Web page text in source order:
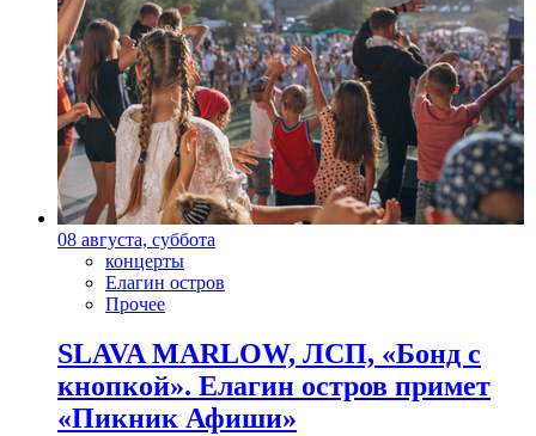
08 августа, суббота
концерты
Елагин остров
Прочее
SLAVA MARLOW, ЛСП, «Бонд с
кнопкой». Елагин остров примет
«Пикник Афиши»